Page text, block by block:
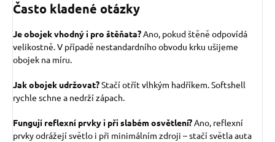
Často kladené otázky
Je obojek vhodný i pro štěňata?Ano, pokud štěně odpovídá
velikostně. V případě nestandardního obvodu krku ušijeme
obojek na míru.
Jak obojek udržovat?Stačí otřít vlhkým hadříkem. Softshell
rychle schne a nedrží zápach.
Fungují reflexní prvky i při slabém osvětlení?Ano, reflexní
prvky odrážejí světlo i při minimálním zdroji – stačí světla auta